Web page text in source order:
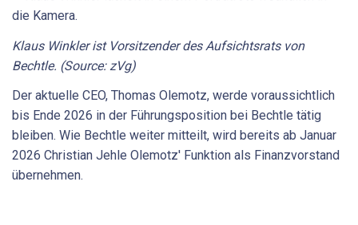
Klaus Winkler ist Vorsitzender des Aufsichtsrats von
Bechtle. (Source: zVg)
Der aktuelle CEO, Thomas Olemotz, werde voraussichtlich
bis Ende 2026 in der Führungsposition bei Bechtle tätig
bleiben. Wie Bechtle weiter mitteilt, wird bereits ab Januar
2026 Christian Jehle Olemotz' Funktion als Finanzvorstand
übernehmen.